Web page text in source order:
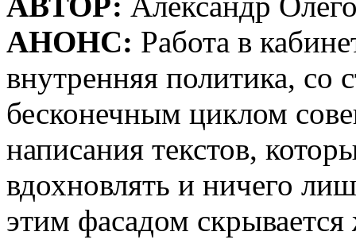
АНОНС: Работа в
внутренняя политика, со
бесконечным циклом
написания текстов,
вдохновлять и ничего
этим фасадом